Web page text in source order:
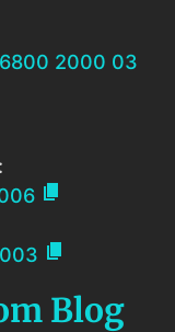
2000 03


Blog